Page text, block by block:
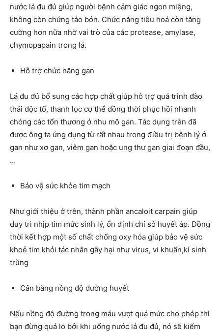
nước lá đu đủ giúp người bệnh cảm giác ngon miệng,
không còn chứng táo bón. Chức năng tiêu hoá còn tăng
cường hơn nữa nhờ vai trò của các protease, amylase,
chymopapain trong lá.
Hỗ trợ chức năng gan
Lá đu đủ bổ sung các hợp chất giúp hỗ trợ quá trình đào
thải độc tố, thanh lọc cơ thể đồng thời phục hồi nhanh
chóng các tổn thương ở nhu mô gan. Tác dụng trên đã
được ông ta ứng dụng từ rất nhau trong điều trị bệnh lý ở
gan như xơ gan, viêm gan hoặc ung thư gan giai đoạn đầu,
…
Bảo vệ sức khỏe tim mạch
Như giới thiệu ở trên, thành phần ancaloit carpain giúp
duy trì nhịp tim mức sinh lý, ổn định chỉ số huyết áp. Đồng
thời kết hợp một số chất chống oxy hóa giúp bảo vệ sức
khoẻ tim khỏi tác nhân gây hại như virus, vi khuẩn,kí sinh
trùng
Cân bằng nồng độ đường huyết
Nếu nồng độ đường trong máu vượt quá mức cho phép thì
bạn đừng quá lo bởi khi uống nước lá đu đủ, nó sẽ kiểm